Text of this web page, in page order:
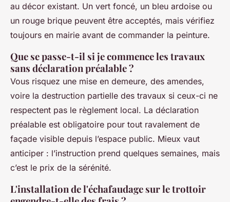
au décor existant. Un vert foncé, un bleu ardoise ou
un rouge brique peuvent être acceptés, mais vérifiez
toujours en mairie avant de commander la peinture.
Que se passe-t-il si je commence les travaux
sans déclaration préalable ?
Vous risquez une mise en demeure, des amendes,
voire la destruction partielle des travaux si ceux-ci ne
respectent pas le règlement local. La déclaration
préalable est obligatoire pour tout ravalement de
façade visible depuis l’espace public. Mieux vaut
anticiper : l’instruction prend quelques semaines, mais
c’est le prix de la sérénité.
L'installation de l'échafaudage sur le trottoir